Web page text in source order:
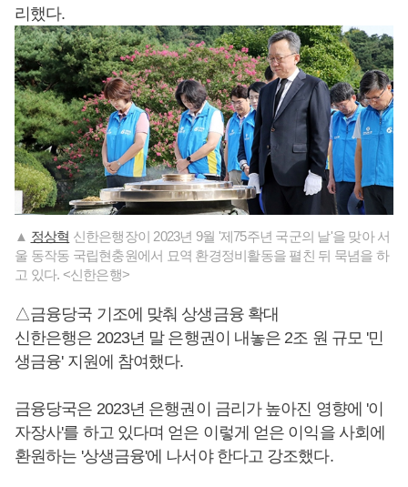
리했다.
▲ 정상혁 신한은행장이 2023년 9월 '제75주년 국군의 날'을 맞아 서
울 동작동 국립현충원에서 묘역 환경정비활동을 펼친 뒤 묵념을 하
고 있다. <신한은행>
△금융당국 기조에 맞춰 상생금융 확대
신한은행은 2023년 말 은행권이 내놓은 2조 원 규모 '민
생금융' 지원에 참여했다.
금융당국은 2023년 은행권이 금리가 높아진 영향에 '이
자장사'를 하고 있다며 얻은 이렇게 얻은 이익을 사회에
환원하는 '상생금융'에 나서야 한다고 강조했다.